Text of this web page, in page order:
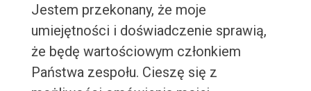
Jestem przekonany, że moje
umiejętności i doświadczenie sprawią,
że będę wartościowym członkiem
Państwa zespołu. Cieszę się z